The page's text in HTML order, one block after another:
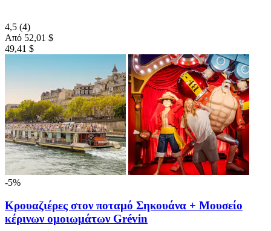
4,5 (4)
Από 52,01 $
49,41 $
-5%
Κρουαζιέρες στον ποταμό Σηκουάνα + Μουσείο
κέρινων ομοιωμάτων Grévin